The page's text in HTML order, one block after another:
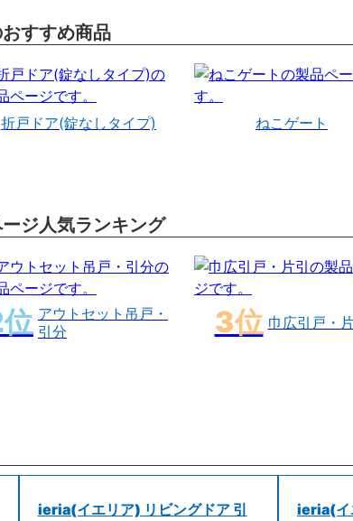
すすめ商品
折戸ドア(錠なしタイプ)
ねこゲート
ジ人気ランキング
アウトセット吊戸・
引分
巾広引戸・
ieria(イエリア) リビングドア 引
ieria(イ